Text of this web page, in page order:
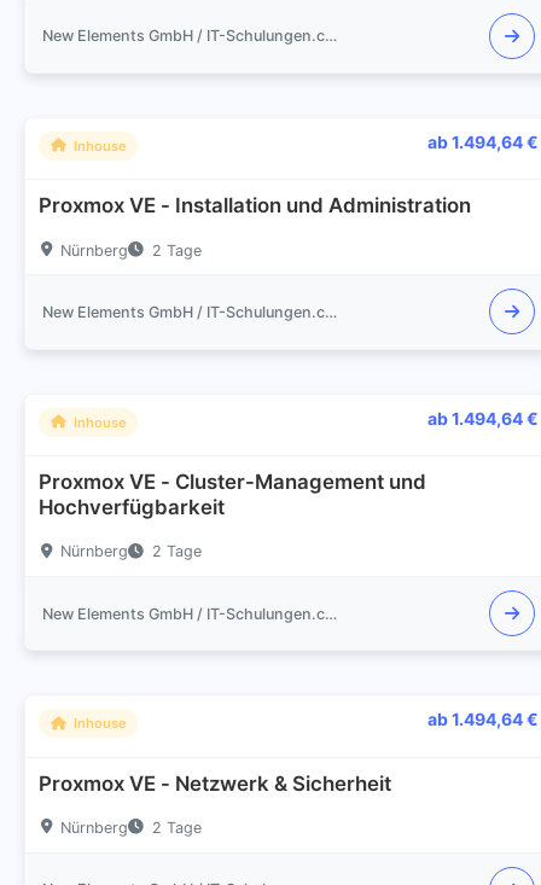
New Elements GmbH / IT-Schulungen.com
Inhouse ab 1.494,64 €
Proxmox VE - Installation und Administration
Nürnberg 2 Tage
New Elements GmbH / IT-Schulungen.com
Inhouse ab 1.494,64 €
Proxmox VE - Cluster-Management und
Hochverfügbarkeit
Nürnberg 2 Tage
New Elements GmbH / IT-Schulungen.com
Inhouse ab 1.494,64 €
Proxmox VE - Netzwerk & Sicherheit
Nürnberg 2 Tage